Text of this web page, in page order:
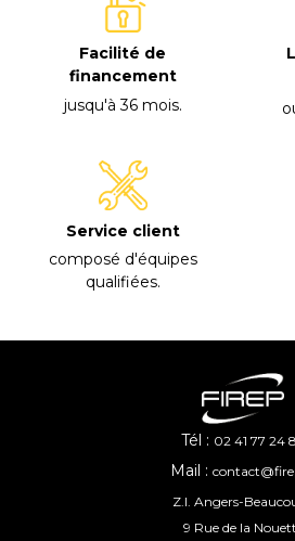
Facilité de
financement
jusqu'à 36 mois.
Service client
composé d'équipes
qualifiées.
Tél : 02 41 77 24
Mail :
Z.I. Angers-
9 Rue de la